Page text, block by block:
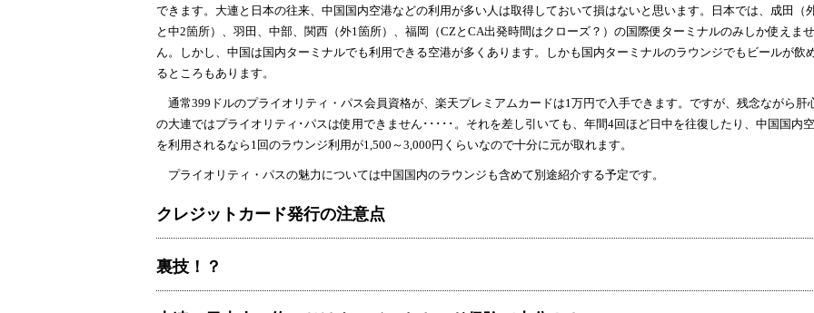
できます。大連と日本の往来、中国国内空港などの利用が多い人は取得しておいて損はないと思います。日本では、成田（
と中2箇所）、羽田、中部、関西（外1箇所）、福岡（CZとCA出発時間はクローズ？）の国際便ターミナルのみしか使えませ
ん。しかし、中国は国内ターミナルでも利用できる空港が多くあります。しかも国内ターミナルのラウンジでもビールが飲
るところもあります。
通常399ドルのプライオリティ・パス会員資格が、楽天プレミアムカードは1万円で入手できます。ですが、残念ながら肝
の大連ではプライオリティ･パスは使用できません･････。それを差し引いても、年間4回ほど日中を往復したり、中国国内
を利用されるなら1回のラウンジ利用が1,500～3,000円くらいなので十分に元が取れます。
プライオリティ・パスの魅力については中国国内のラウンジも含めて別途紹介する予定です。
クレジットカード発行の注意点
裏技！？